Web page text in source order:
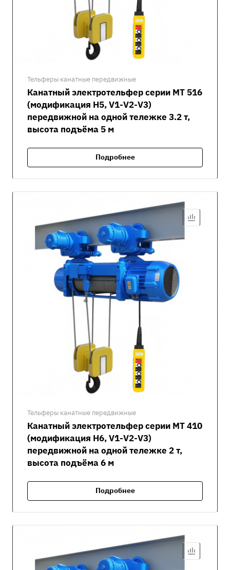
Тельферы канатные передвижные
Канатный электротельфер серии MT 516
(модификация H5, V1-V2-V3)
передвижной на одной тележке 3.2 т,
высота подъёма 5 м
Подробнее
Тельферы канатные передвижные
Канатный электротельфер серии MT 410
(модификация H6, V1-V2-V3)
передвижной на одной тележке 2 т,
высота подъёма 6 м
Подробнее